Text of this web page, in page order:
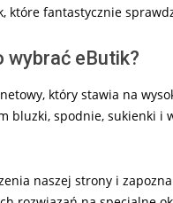
które fantastycznie
wybrać eButik?
który stawia na
bluzki, spodnie, sukienki i
naszej strony i